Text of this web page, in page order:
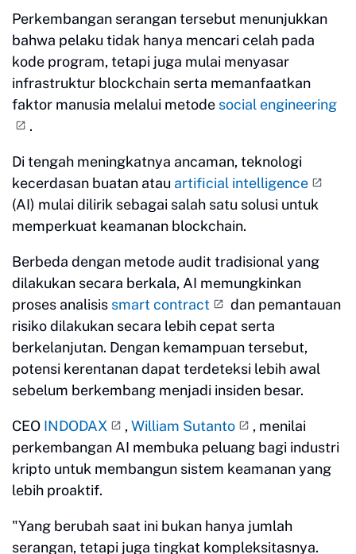
Perkembangan serangan tersebut menunjukkan
bahwa pelaku tidak hanya mencari celah pada
kode program, tetapi juga mulai menyasar
infrastruktur blockchain serta memanfaatkan
faktor manusia melalui metode social engineering
.
Di tengah meningkatnya ancaman, teknologi
kecerdasan buatan atau artificial intelligence
(AI) mulai dilirik sebagai salah satu solusi untuk
memperkuat keamanan blockchain.
Berbeda dengan metode audit tradisional yang
dilakukan secara berkala, AI memungkinkan
proses analisis smart contract
dan pemantauan
risiko dilakukan secara lebih cepat serta
berkelanjutan. Dengan kemampuan tersebut,
potensi kerentanan dapat terdeteksi lebih awal
sebelum berkembang menjadi insiden besar.
CEO INDODAX , William Sutanto
, menilai
perkembangan AI membuka peluang bagi industri
kripto untuk membangun sistem keamanan yang
lebih proaktif.
"Yang berubah saat ini bukan hanya jumlah
serangan, tetapi juga tingkat kompleksitasnya.